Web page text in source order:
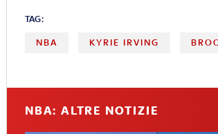
TAG:
NBA KYRIE IRVING
NBA: ALTRE NOTIZIE